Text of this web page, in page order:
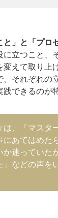
と」と「プロ
に立つこと、
変えて取り上
、それぞれの
できるのが
は、「マスタ
にあてはめた
か迷っていた
」などの声を